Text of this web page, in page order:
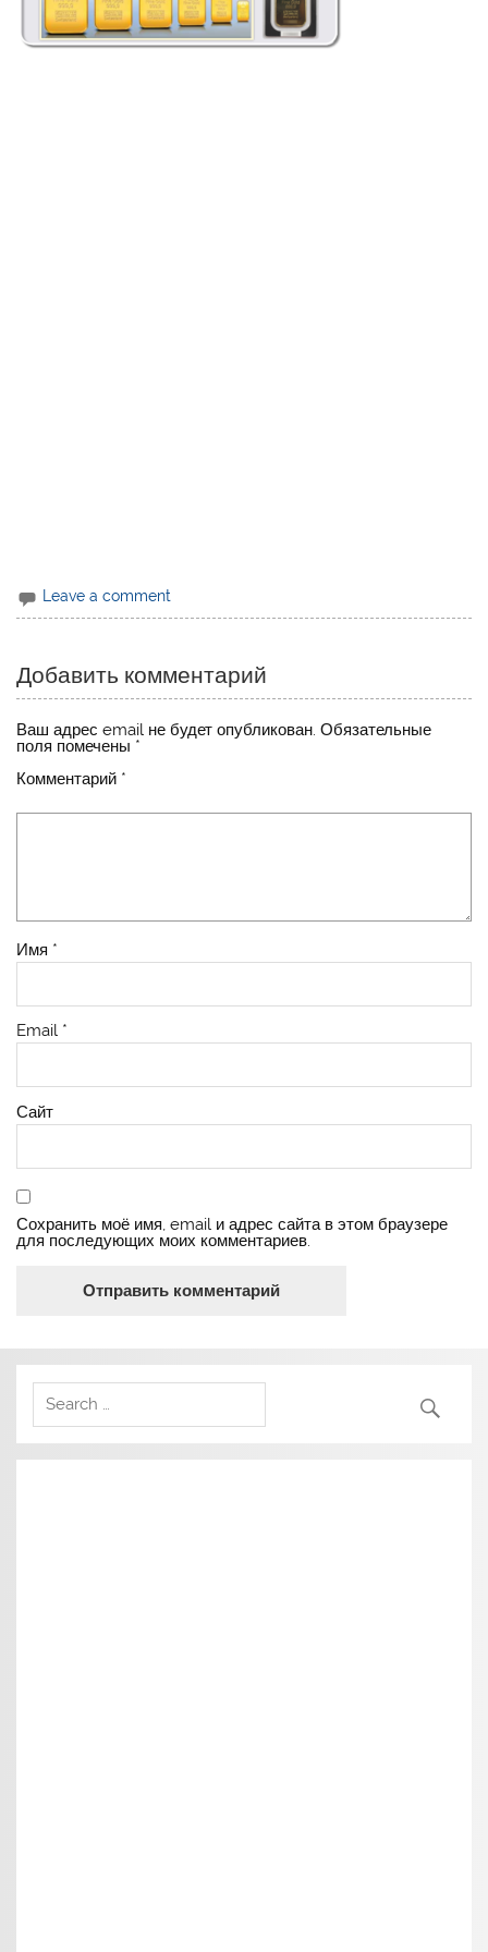
Leave a comment
Добавить комментарий
Ваш адрес email не будет опубликован. Обязательные
поля помечены *
Комментарий *
Имя *
Email *
Сайт
Сохранить моё имя, email и адрес сайта в этом браузере
для последующих моих комментариев.